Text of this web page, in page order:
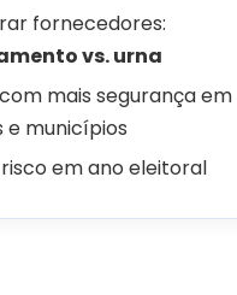
fornecedores:
vs. urna
mais segurança em
e municípios
risco em ano eleitoral